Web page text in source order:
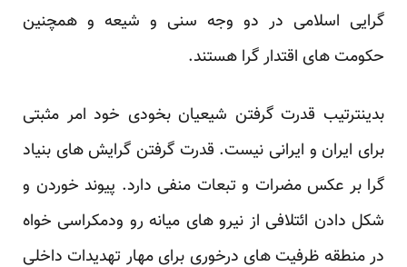
گرایی اسلامی در دو وجه سنی و شیعه و همچنین
حکومت های اقتدار گرا هستند.
بدینترتیب قدرت گرفتن شیعیان بخودی خود امر مثبتی
برای ایران و ایرانی نیست. قدرت گرفتن گرایش های بنیاد
گرا بر عکس مضرات و تبعات منفی دارد. پیوند خوردن و
شکل دادن ائتلافی از نیرو های میانه رو ودمکراسی خواه
در منطقه ظرفیت های درخوری برای مهار تهدیدات داخلی